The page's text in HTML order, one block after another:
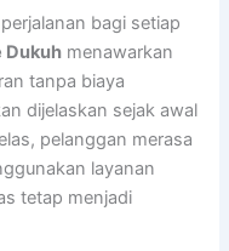
bagi setiap
Dukuh menawarkan
tanpa biaya
dijelaskan sejak awal
pelanggan merasa
layanan
tetap menjadi